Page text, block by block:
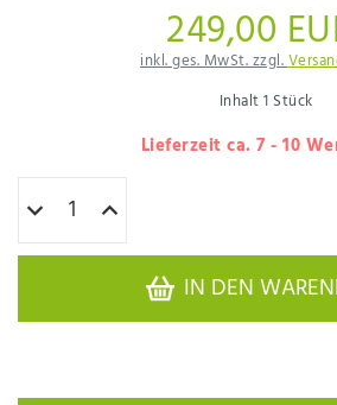
249,00
inkl. ges. MwSt. zzgl.
Inhalt1 Stück
Lieferzeit ca. 7 - 10
IN DEN